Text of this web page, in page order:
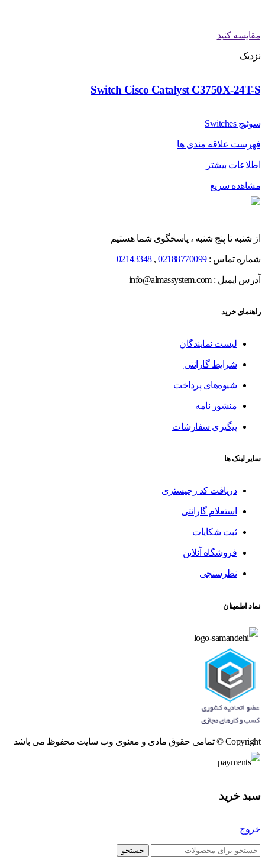
مقایسه کنید
نزدیک
Switch Cisco Catalyst C3750X-24T-S
سوئیچ Switches
فهرست علاقه مندی ها
اطلاعات بیشتر
مشاهده سریع
از شنبه تا پنج شنبه ، پاسخگوی شما هستیم
شماره تماس :02188770099
,
02143348
آدرس ایمیل : info@almassystem.com
راهنمای خرید
لیست نمایندگان
شرایط گارانتی
شیوه‌های پرداخت
منشور نامه
پیگیری سفارشات
سایر لینک ها
دریافت کد رجیستری
استعلام گارانتی
ثبت شکایات
فروشگاه آنلاین
نظرسنجی
نماد اطمینان
Copyright © تمامی حقوق مادی و معنوی وب سایت محفوظ می باشد
سبد خرید
خروج
جستجو